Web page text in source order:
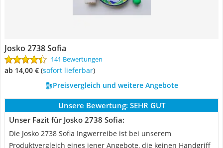
Josko 2738 Sofia
141 Bewertungen
ab 14,00 € ( Sofort lieferbar)
Preisvergleich und weitere Angebote
Unsere Bewertung: SEHR GUT
Unser Fazit für Josko 2738 Sofia:
Die Josko 2738 Sofia Ingwerreibe ist bei unserem
Produktvergleich eines jener Angebote, die keinen Handgriff